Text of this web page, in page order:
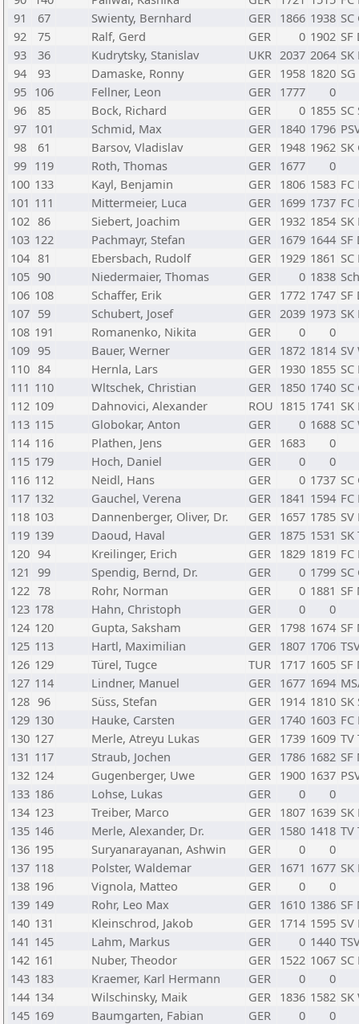
91
67 Swienty, Bernhard GER 1866 1938
92
75 Ralf, Gerd GER 0 1902 SF
93
36 Kudrytsky, Stanislav UKR 2037 2064
94
93 Damaske, Ronny GER 1958 1820
95 106 Fellner, Leon GER 1777
0
96
85 Bock, Richard GER 0 1855
97 101 Schmid, Max GER 1840 1796
98
61 Barsov, Vladislav GER 1948 1962
99 119 Roth, Thomas GER 1677
0
100 133 Kayl, Benjamin GER 1806 1583
101 111 Mittermeier, Luca GER 1699 1737
102 86 Siebert, Joachim GER 1932 1854
103 122 Pachmayr, Stefan GER 1679 1644 SF
104 81 Ebersbach, Rudolf GER 1929 1861
105 90 Niedermaier, Thomas GER 0 1838
106 108 Schaffer, Erik GER 1772 1747 SF
107 59 Schubert, Josef GER 2039 1973
108 191 Romanenko, Nikita GER 0
0
109 95 Bauer, Werner GER 1872 1814
110 84 Hernla, Lars GER 1930 1855
111 110 Wltschek, Christian GER 1850 1740
112 109 Dahnovici, Alexander ROU 1815 1741
113 115 Globokar, Anton GER 0 1688
114 116 Plathen, Jens GER 1683
0
115 179 Hoch, Daniel GER 0
0
116 112 Neidl, Hans GER 0 1737
117 132 Gauchel, Verena GER 1841 1594
118 103 Dannenberger, Oliver, Dr. GER 1657 1785
119 139 Daoud, Haval GER 1875 1531
120 94 Kreilinger, Erich GER 1829 1819
121 99 Spendig, Bernd, Dr. GER 0 1799
122 78 Rohr, Norman GER 0 1881
123 178 Hahn, Christoph GER 0
0
124 120 Gupta, Saksham GER 1798 1674
125 113 Hartl, Maximilian GER 1807 1706
126 129 Türel, Tugce TUR 1717 1605
127 114 Lindner, Manuel GER 1677 1694
128 96 Süss, Stefan GER 1914 1810
129 130 Hauke, Carsten GER 1740 1603
130 127 Merle, Atreyu Lukas GER 1739 1609 TV
131 117 Straub, Jochen GER 1786 1682
132 124 Gugenberger, Uwe GER 1900 1637
133 186 Lohse, Lukas GER 0
0
134 123 Treiber, Marco GER 1807 1639
135 146 Merle, Alexander, Dr. GER 1580 1418 TV
136 195 Suryanarayanan, Ashwin GER 0
0
137 118 Polster, Waldemar GER 1671 1677
138 196 Vignola, Matteo GER 0
0
139 149 Rohr, Leo Max GER 1610 1386
140 131 Kleinschrod, Jakob GER 1714 1595
141 145 Lahm, Markus GER 0 1440
142 161 Nuber, Theodor GER 1522 1067
143 183 Kraemer, Karl Hermann GER 0
0
144 134 Wilschinsky, Maik GER 1836 1582
145 169 Baumgarten, Fabian GER 0
0